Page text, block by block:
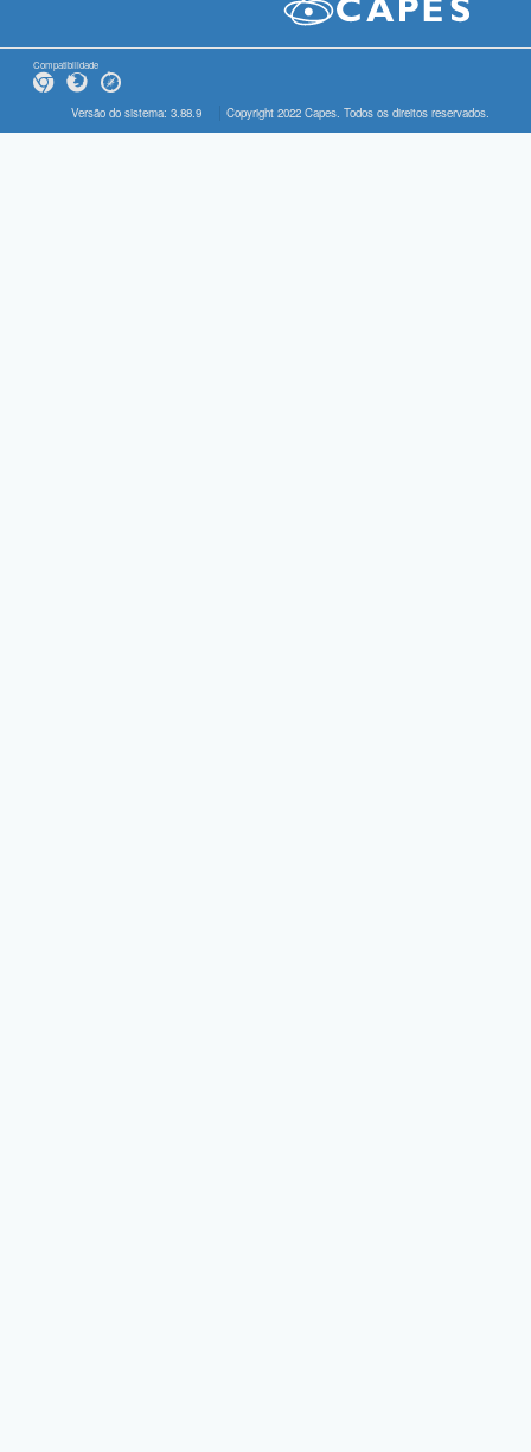
Compatibilidade
Versão do sistema: 3.88.9 Copyright 2022 Capes. Todos os direitos reservados.